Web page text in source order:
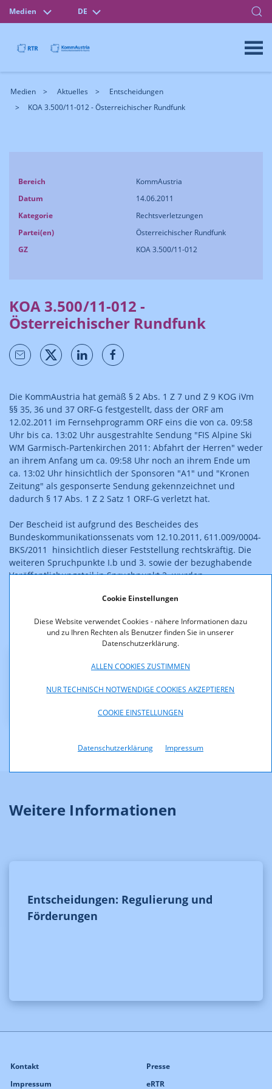
Cookie Einstellungen
Diese Website verwendet Cookies - nähere Informationen dazu
und zu Ihren Rechten als Benutzer finden Sie in unserer
Datenschutzerklärung.
ALLEN COOKIES ZUSTIMMEN
NUR TECHNISCH NOTWENDIGE COOKIES AKZEPTIEREN
COOKIE EINSTELLUNGEN
Datenschutzerklärung Impressum
Medien DE
Medien Aktuelles
Entscheidungen
KOA 3.500/11-012 - Österreichischer Rundfunk
Bereich
KommAustria
Datum
14.06.2011
Kategorie
Rechtsverletzungen
Partei(en)
Österreichischer Rundfunk
GZ
KOA 3.500/11-012
KOA 3.500/11-012 -
Österreichischer Rundfunk
Die KommAustria hat gemäß § 2 Abs. 1 Z 7 und Z 9 KOG iVm
§§ 35, 36 und 37 ORF-G festgestellt, dass der ORF am
12.02.2011 im Fernsehprogramm ORF eins die von ca. 09:58
Uhr bis ca. 13:02 Uhr ausgestrahlte Sendung "FIS Alpine Ski
WM Garmisch-Partenkirchen 2011: Abfahrt der Herren" weder
an ihrem Anfang um ca. 09:58 Uhr noch an ihrem Ende um
ca. 13:02 Uhr hinsichtlich der Sponsoren "A1" und "Kronen
Zeitung" als gesponserte Sendung gekennzeichnet und
dadurch § 17 Abs. 1 Z 2 Satz 1 ORF-G verletzt hat.
Der Bescheid ist aufgrund des Bescheides des
Bundeskommunikationssenats vom 12.10.2011, 611.009/0004-
BKS/2011 hinsichtlich dieser Feststellung rechtskräftig. Die
weiteren Spruchpunkte I.b und 3. sowie der bezughabende
Veröffentlichungsteil in Spruchpunkt 2. wurden
Ausstrahlung von Sponsorhinweisen in zulässigen
Sendung" iSd § 17 Abs. 1 Z 2 Satz 2 ORF-G zu beurteilen sind.
KOA_3.500-11-012_anonymisiert.pdf (pdf, 83,0 KB)
Weitere Informationen
Entscheidungen: Regulierung und
Förderungen
Kontakt
Impressum
Presse
eRTR